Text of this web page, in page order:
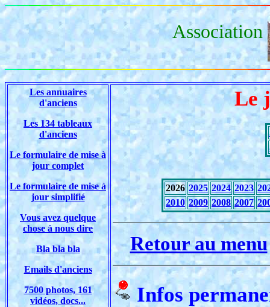
Association
Les annuaires
d'anciens
Les 134 tableaux
d'anciens
Le formulaire de mise à
jour complet
Le formulaire de mise à
jour simplifié
Vous avez quelque
chose à nous dire
Bla bla bla
Emails d'anciens
7500 photos, 161
vidéos, docs...
Le
2026 2025 2024 2023
2010 2009 2008 2007
Retour au menu
Infos